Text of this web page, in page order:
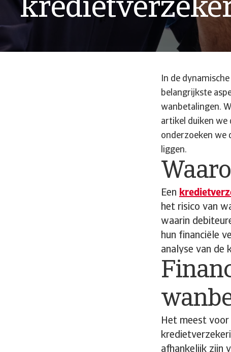
In de
belangrijkste
wanbetalingen.
artikel duiken we
onderzoeken we
liggen.
Een
het risico van
waarin
hun financiële
analyse van de
Het meest voor
afhankelijk zijn